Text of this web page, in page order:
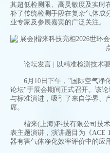
其超低检测限、高灵敏度及实时
补了传统检测手段在复杂气体成
业专家及参展嘉宾的广泛关注。
论坛发言 | 以精准检测技术驱
6月10日下午，"国际空气净
论坛"于展会期间正式召开。该
与标准演进，吸引了来自学界、
席。
楷来(上海)科技有限公司技术
表主题演讲，演讲题目为《ACE
器有害气体净化效率评价中的应